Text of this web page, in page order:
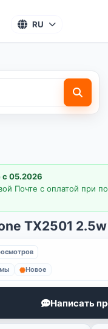
RU
TX2501
Новое
Написать
с 05.2026
Почте с оплатой при